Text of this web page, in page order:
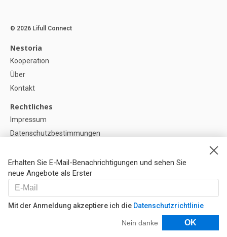
Erhalten Sie E-Mail-Benachrichtigungen und sehen Sie
neue Angebote als Erster
Mit der Anmeldung akzeptiere ich die Datenschutzrichtlinie
Nein danke OK
Filter
© 2026 Lifull Connect
Nestoria
Kooperation
Über
Kontakt
Rechtliches
Impressum
Datenschutzbestimmungen
Cookie-Einstellunge
Hilfe
FAQ
Unsere Partner